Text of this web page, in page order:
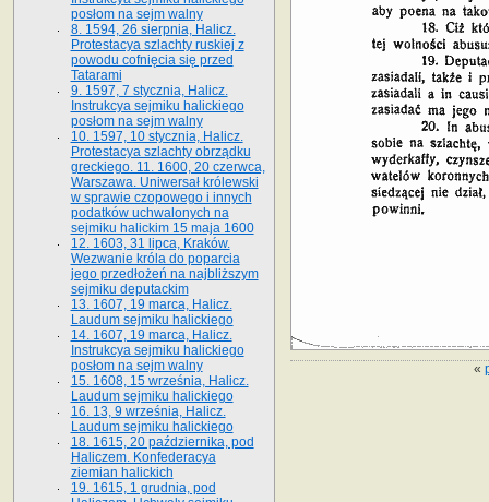
«
posłom na sejm walny
8. 1594, 26 sierpnia, Halicz.
Protestacya szlachty ruskiej z
powodu cofnięcia się przed
Tatarami
9. 1597, 7 stycznia, Halicz.
Instrukcya sejmiku halickiego
posłom na sejm walny
10. 1597, 10 stycznia, Halicz.
Protestacya szlachty obrządku
greckiego. 11. 1600, 20 czerwca,
Warszawa. Uniwersał królewski
w sprawie czopowego i innych
podatków uchwalonych na
sejmiku halickim 15 maja 1600
12. 1603, 31 lipca, Kraków.
Wezwanie króla do poparcia
jego przedłożeń na najbliższym
sejmiku deputackim
13. 1607, 19 marca, Halicz.
Laudum sejmiku halickiego
14. 1607, 19 marca, Halicz.
Instrukcya sejmiku halickiego
posłom na sejm walny
15. 1608, 15 września, Halicz.
Laudum sejmiku halickiego
16. 13, 9 września, Halicz.
Laudum sejmiku halickiego
18. 1615, 20 października, pod
Haliczem. Konfederacya
ziemian halickich
19. 1615, 1 grudnia, pod